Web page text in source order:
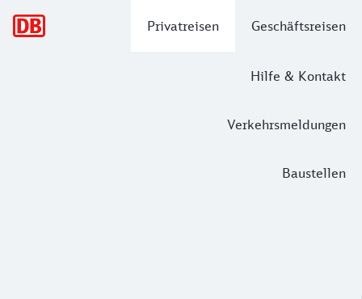
Privatreisen Geschäftsreisen
Hilfe & Kontakt
Verkehrsmeldungen
Baustellen